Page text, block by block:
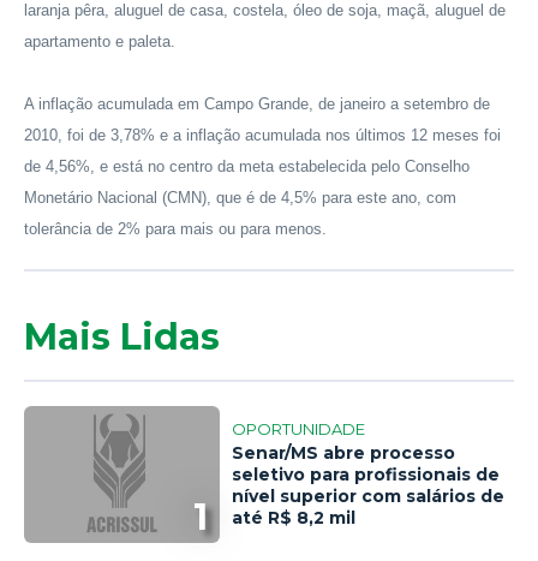
laranja pêra, aluguel de casa, costela, óleo de soja, maçã, aluguel de
apartamento e paleta.
A inflação acumulada em Campo Grande, de janeiro a setembro de
2010, foi de 3,78% e a inflação acumulada nos últimos 12 meses foi
de 4,56%, e está no centro da meta estabelecida pelo Conselho
Monetário Nacional (CMN), que é de 4,5% para este ano, com
tolerância de 2% para mais ou para menos.
Mais Lidas
1
OPORTUNIDADE
Senar/MS abre processo
seletivo para profissionais de
nível superior com salários de
até R$ 8,2 mil